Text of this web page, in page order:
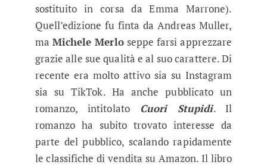
sostituito in corsa da Emma Marrone).
Quell’edizione fu finta da Andreas Muller,
ma Michele Merloseppe farsi apprezzare
grazie alle sue qualità e al suo carattere. Di
recente era molto attivo sia su Instagram
sia su TikTok. Ha anche pubblicato un
romanzo, intitolato
Cuori Stupidi. Il
romanzo ha subito trovato interesse da
parte del pubblico, scalando rapidamente
le classifiche di vendita su Amazon. Il libro